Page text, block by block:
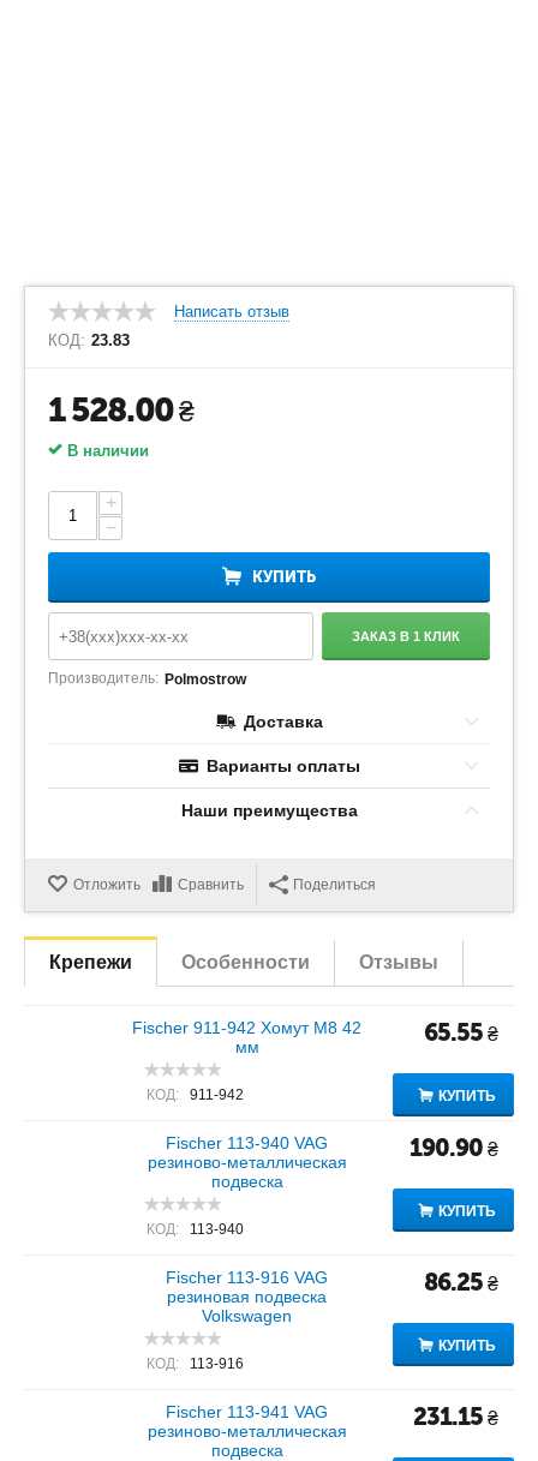
Написать отзыв
КОД: 23.83
1 528.00₴
В наличии
+
−
КУПИТЬ
ЗАКАЗ В 1 КЛИК
Производитель: Polmostrow
Доставка
Варианты оплаты
Наши преимущества
Отложить Сравнить Поделиться
Крепежи Особенности Отзывы
Fischer 911-942 Хомут M8 42
мм
КОД: 911-942
65.55 ₴
КУПИТЬ
Fischer 113-940 VAG
резиново-металлическая
подвеска
КОД: 113-940
190.90 ₴
КУПИТЬ
Fischer 113-916 VAG
резиновая подвеска
Volkswagen
КОД: 113-916
86.25 ₴
КУПИТЬ
Fischer 113-941 VAG
резиново-металлическая
подвеска
231.15 ₴